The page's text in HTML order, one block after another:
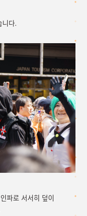
니다.
파로 서서히 덮이